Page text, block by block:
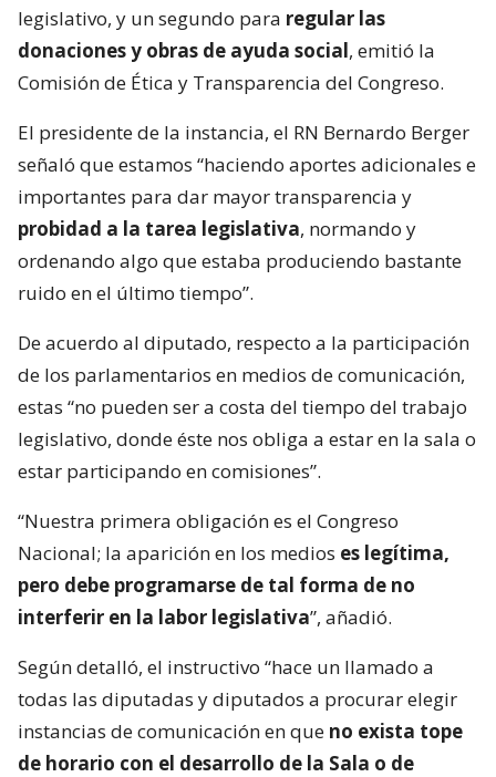
legislativo, y un segundo para regular las
donaciones y obras de ayuda social, emitió la
Comisión de Ética y Transparencia del Congreso.
El presidente de la instancia, el RN Bernardo Berger
señaló que estamos “haciendo aportes adicionales e
importantes para dar mayor transparencia y
probidad a la tarea legislativa, normando y
ordenando algo que estaba produciendo bastante
ruido en el último tiempo”.
De acuerdo al diputado, respecto a la participación
de los parlamentarios en medios de comunicación,
estas “no pueden ser a costa del tiempo del trabajo
legislativo, donde éste nos obliga a estar en la sala o
estar participando en comisiones”.
“Nuestra primera obligación es el Congreso
Nacional; la aparición en los medios es legítima,
pero debe programarse de tal forma de no
interferir en la labor legislativa”, añadió.
Según detalló, el instructivo “hace un llamado a
todas las diputadas y diputados a procurar elegir
instancias de comunicación en que no exista tope
de horario con el desarrollo de la Sala o de